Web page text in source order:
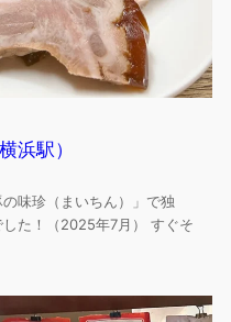
浜駅）
味珍（まいちん）」で独
た！（2025年7月） すぐそ